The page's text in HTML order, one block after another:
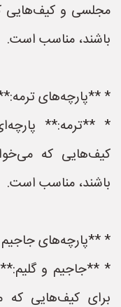
مجلسی و کیف‌هایی
باشند، مناسب است.
* **پارچه‌های
* **ترمه:**
کیف‌هایی که
باشند، مناسب است.
* **پارچه‌های
* **جاجیم و
برای کیف‌هایی که